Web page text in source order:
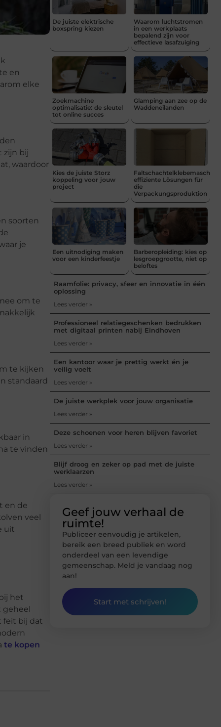
en
elke
zijn bij
waardoor
soorten
je
om te
te kijken
standaard
in
te vinden
en de
veel
uit
het
geheel
feit bij dat
te kopen
De juiste elektrische
boxspring kiezen
Waarom luchtstromen
in een werkplaats
bepalend zijn voor
effectieve lasafzuiging
Zoekmachine
optimalisatie: de sleutel
tot online succes
Glamping aan zee op de
Waddeneilanden
Kies de juiste Storz
koppeling voor jouw
project
effiziente Lösungen für
die
Verpackungsproduktion
Een uitnodiging maken
voor een kinderfeestje
Barberopleiding: kies op
lesgroepgrootte, niet op
beloftes
Raamfolie: privacy, sfeer en innovatie in één
oplossing
Lees verder »
Professioneel relatiegeschenken bedrukken
met digitaal printen nabij Eindhoven
Lees verder »
Een kantoor waar je prettig werkt én je
veilig voelt
Lees verder »
De juiste werkplek voor jouw organisatie
Lees verder »
Deze schoenen voor heren blijven favoriet
Lees verder »
Blijf droog en zeker op pad met de juiste
werklaarzen
Lees verder »
Geef jouw verhaal de
ruimte!
Publiceer eenvoudig je artikelen,
bereik een breed publiek en word
onderdeel van een levendige
gemeenschap. Meld je vandaag nog
aan!
Start met schrijven!